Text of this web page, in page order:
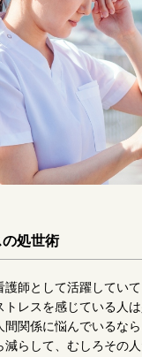
処世術
護師として活躍してい
トレスを感じている人
間関係に悩んでいるな
減らして、むしろその